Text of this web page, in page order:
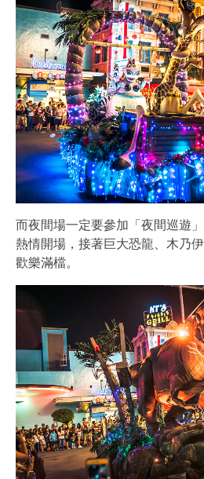
而夜間場一定要參加「夜間巡遊
熱情開場，接著巨大恐龍、木乃
歡樂滿檔。